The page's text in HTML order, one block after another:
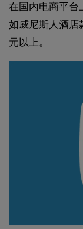
在国内电商平台
如威尼斯人酒店
元以上。